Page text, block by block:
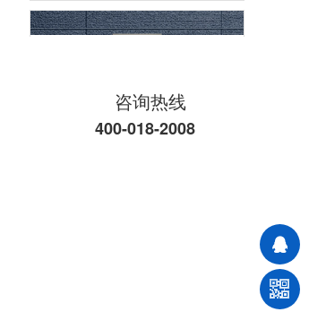
咨询热线
400-018-2008